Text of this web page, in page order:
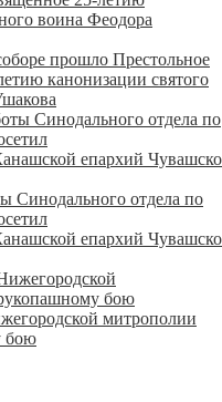
прошло Престольное
канонизации святого
Синодального отдела по
епархий
митрополии
бою